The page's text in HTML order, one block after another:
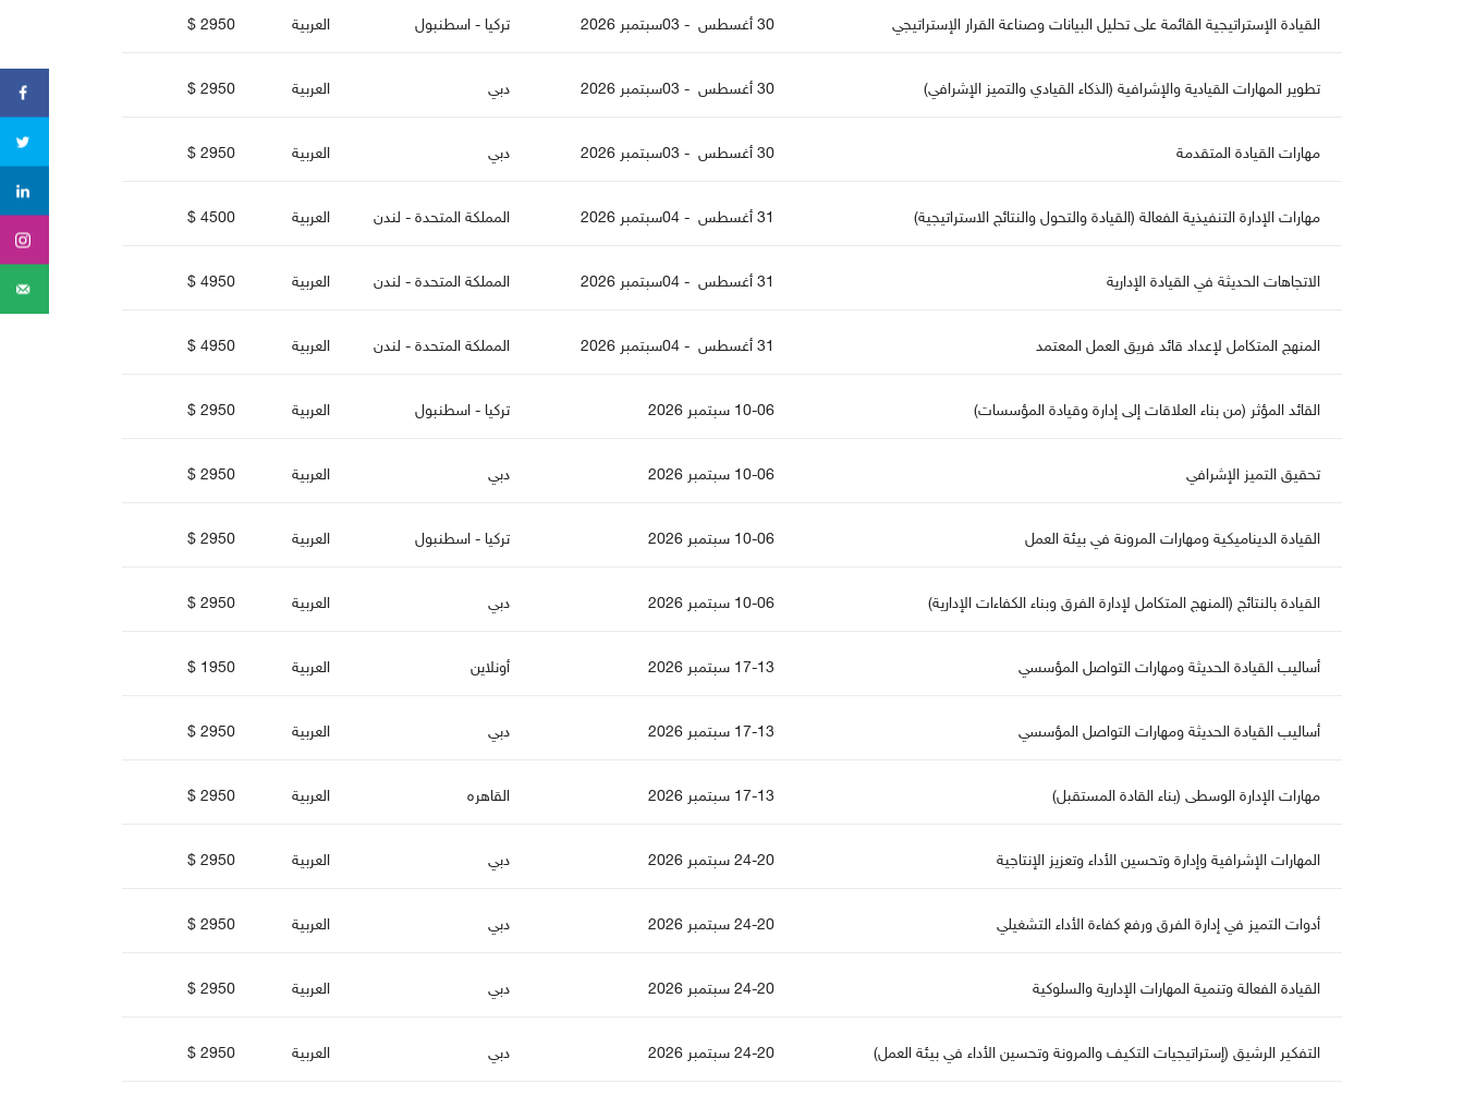
القيادة الإستراتيجية القائمة على تحليل البيانات وصناعة القرار الإستراتيجي 30 أغسطس - 03سبتمبر 2026 تركيا - اسطنبو العربية 2950 $
تطوير المهارات القيادية والإشرافية (الذكاء القيادي والتميز الإشرافي) 30 أغسطس - 03سبتمبر 2026 دبي العربية 2950 $
هارات القيادة المتقدمة 30 أغسطس - 03سبتمبر 2026 دبي العربية 2950 $
هارات الإدارة التنفيذية الفعالة (القيادة والتحول والنتائج الاستراتيجية) 31 أغسطس - 04سبتمبر 2026 المملكة المتحدة - لندن العربية 4500 $
الاتجاهات الحديثة في القيادة الإدارية 31 أغسطس - 04سبتمبر 2026 المملكة المتحدة - لندن العربية 4950 $
المنهج المتكامل لإعداد قائد فريق العمل المعتمد 31 أغسطس - 04سبتمبر 2026 المملكة المتحدة - لندن العربية 4950 $
القائد المؤثر (من بناء العلاقات إلى إدارة وقيادة المؤسسات) 10-06 سبتمبر 2026 تركيا - اسطنبو العربية 2950 $
تحقيق التميز الإشرافي 10-06 سبتمبر 2026 دبي العربية 2950 $
القيادة الديناميكية ومهارات المرونة في بيئة الع 10-06 سبتمبر 2026 تركيا - اسطنبو العربية 2950 $
القيادة بالنتائج (المنهج المتكامل لإدارة الفرق وبناء الكفاءات الإدارية) 10-06 سبتمبر 2026 دبي العربية 2950 $
أساليب القيادة الحديثة ومهارات التواصل المؤسسي 17-13 سبتمبر 2026 أونلاين العربية 1950 $
أساليب القيادة الحديثة ومهارات التواصل المؤسسي 17-13 سبتمبر 2026 دبي العربية 2950 $
هارات الإدارة الوسطى (بناء القادة المستقبل) 17-13 سبتمبر 2026 القاهره العربية 2950 $
المهارات الإشرافية وإدارة وتحسين الأداء وتعزيز الإنتاجية 24-20 سبتمبر 2026 دبي العربية 2950 $
أدوات التميز في إدارة الفرق ورفع كفاءة الأداء التشغيلي 24-20 سبتمبر 2026 دبي العربية 2950 $
القيادة الفعالة وتنمية المهارات الإدارية والسلوكية 24-20 سبتمبر 2026 دبي العربية 2950 $
التفكير الرشيق (إستراتيجيات التكيف والمرونة وتحسين الأداء في بيئة العمل) 24-20 سبتمبر 2026 دبي العربية 2950 $